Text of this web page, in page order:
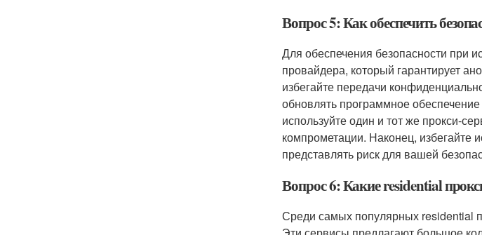
Вопрос 5: Как обеспечить
Для обеспечения безопасности при
провайдера, который гарантирует
избегайте передачи
обновлять программное
используйте один и тот же прокси-
компрометации. Наконец, избегайте
представлять риск для вашей
Вопрос 6: Какие residential
Среди самых популярных residential